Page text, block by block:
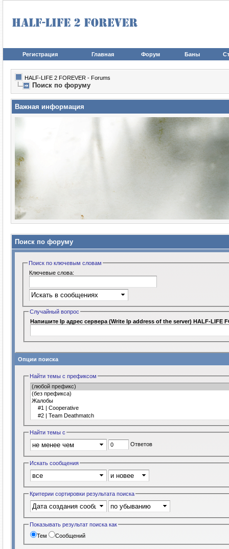
Регистрация Главная Форум Баны
HALF-LIFE 2 FOREVER - Forums
Поиск по форуму
Важная информация
Поиск по форуму
Поиск по ключевым словам
Ключевые слова:
Случайный вопрос
Напишите Ip адрес сервера (Write Ip address of the server) HALF-LIFE
Опции поиска
Найти темы с префиксом
Найти темы с
Ответов
Искать сообщения
Критерии сортировки результата поиска
Показывать результат поиска как
Тем
Сообщений